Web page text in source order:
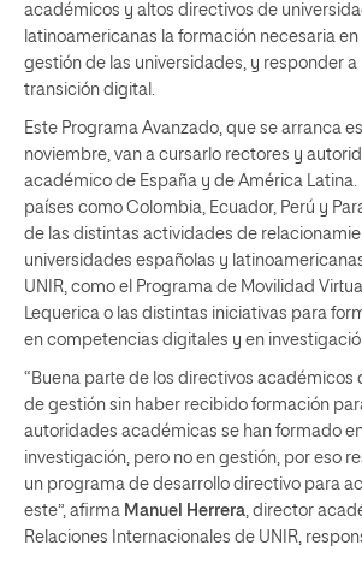
académicos y altos directivos de
latinoamericanas la formación necesaria
gestión de las universidades, y responder a
transición digital.
Este Programa Avanzado, que se arranca
noviembre, van a cursarlo rectores y
académico de España y de América Latina.
países como Colombia, Ecuador, Perú y
de las distintas actividades de
universidades españolas y
UNIR, como el Programa de Movilidad
Lequerica o las distintas iniciativas para
en competencias digitales y en
“Buena parte de los directivos académicos
de gestión sin haber recibido formación
autoridades académicas se han formado
investigación, pero no en gestión, por eso
un programa de desarrollo directivo para
este”, afirma Manuel Herrera , director
Relaciones Internacionales de UNIR,